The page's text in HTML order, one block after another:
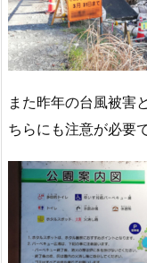
また昨年の台風被害
ちらにも注意が必要で